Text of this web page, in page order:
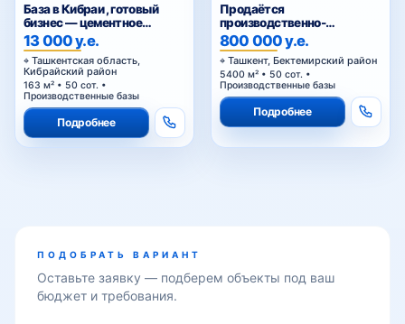
База в Кибраи , готовый
бизнес — цементное
производство
13 000 у.е.
Ташкентская область,
Кибрайский район
163 м² • 50 сот. •
Производственные базы
Подробнее
Продаётся
производственно-
складская база с
приватизированным
земельным участком в
Бектемирском районе
Ташкента
800 000 у.е.
Ташкент, Бектемирский район
5400 м² • 50 сот. •
Производственные базы
Подробнее
ПОДОБРАТЬ ВАРИАНТ
Оставьте заявку — подберем объекты под ваш
бюджет и требования.